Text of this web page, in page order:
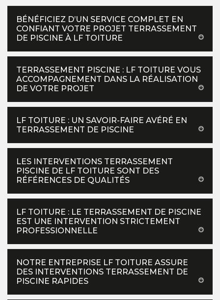
BÉNÉFICIEZ D’UN SERVICE COMPLET EN
CONFIANT VOTRE PROJET TERRASSEMENT
DE PISCINE À LF TOITURE
TERRASSEMENT PISCINE : LF TOITURE VOUS
ACCOMPAGNEMENT DANS LA RÉALISATION
DE VOTRE PROJET
LF TOITURE : UN SAVOIR-FAIRE AVÉRÉ EN
TERRASSEMENT DE PISCINE
LES INTERVENTIONS TERRASSEMENT
PISCINE DE LF TOITURE SONT DES
RÉFÉRENCES DE QUALITÉS
LF TOITURE : LE TERRASSEMENT DE PISCINE
EST UNE INTERVENTION STRICTEMENT
PROFESSIONNELLE
NOTRE ENTREPRISE LF TOITURE ASSURE
DES INTERVENTIONS TERRASSEMENT DE
PISCINE RAPIDES